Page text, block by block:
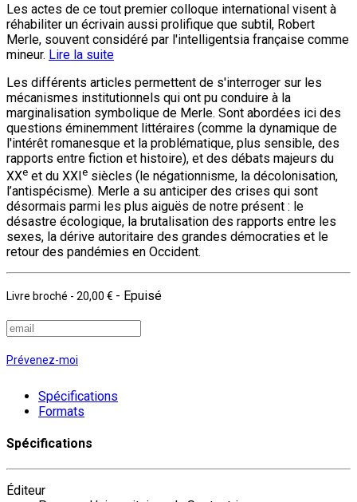
Les actes de ce tout premier colloque international visent à
réhabiliter un écrivain aussi prolifique que subtil, Robert
Merle, souvent considéré par l'intelligentsia française comme
mineur. Lire la suite
Les différents articles permettent de s'interroger sur les
mécanismes institutionnels qui ont pu conduire à la
marginalisation symbolique de Merle. Sont abordées ici des
questions éminemment littéraires (comme la dynamique de
l'intérêt romanesque et la problématique, plus sensible, des
rapports entre fiction et histoire), et des débats majeurs du
XXe et du XXIe siècles (le négationnisme, la décolonisation,
l’antispécisme). Merle a su anticiper des crises qui sont
désormais parmi les plus aiguës de notre présent : le
désastre écologique, la brutalisation des rapports entre les
sexes, la dérive autoritaire des grandes démocraties et le
retour des pandémies en Occident.
Livre broché - 20,00 € - Epuisé
Prévenez-moi
Spécifications
Formats
Spécifications
Éditeur